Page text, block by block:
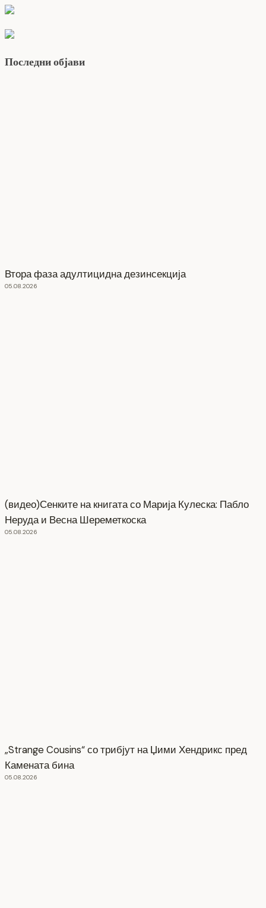
Последни објави
Втора фаза адултицидна дезинсекција
05.08.2026
(видео)Сенките на книгата со Марија Кулеска: Пабло
Неруда и Весна Шереметкоска
05.08.2026
„Strange Cousins“ со трибјут на Џими Хендрикс пред
Камената бина
05.08.2026